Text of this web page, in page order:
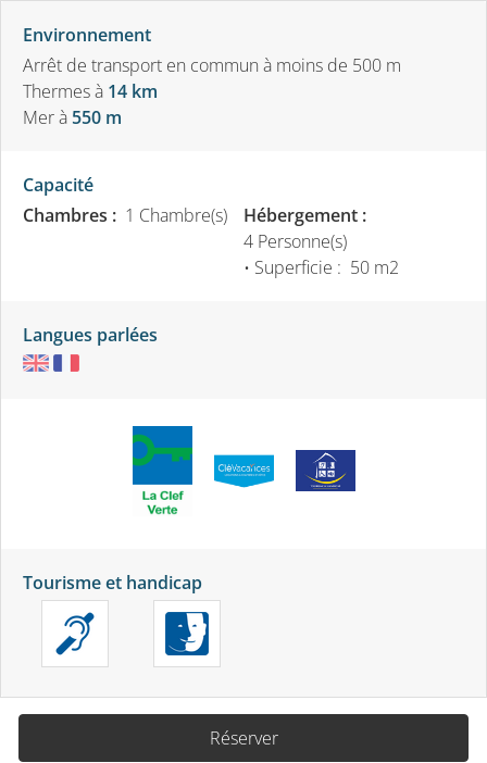
Environnement
Arrêt de transport en commun à moins de 500 m
Thermesà 14 km
Merà 550 m
Capacité
Chambres : 1 Chambre(s)
Hébergement :
4 Personne(s)
• Superficie : 50 m2
Langues parlées
Tourisme et handicap
Réserver